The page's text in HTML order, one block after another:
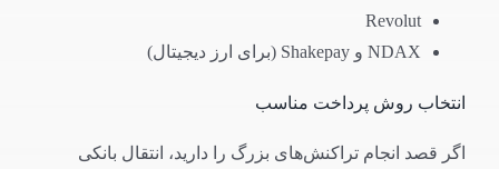
Revolut
NDAX و Shakepay (برای ارز دیجیتال)
انتخاب روش پرداخت مناسب
اگر قصد انجام تراکنش‌های بزرگ را دارید، انتقال بانکی